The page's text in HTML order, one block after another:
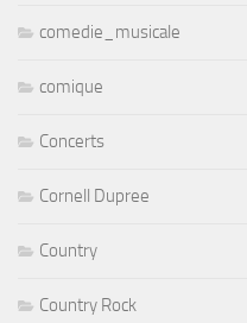
comedie_musicale
comique
Concerts
Cornell Dupree
Country
Country Rock